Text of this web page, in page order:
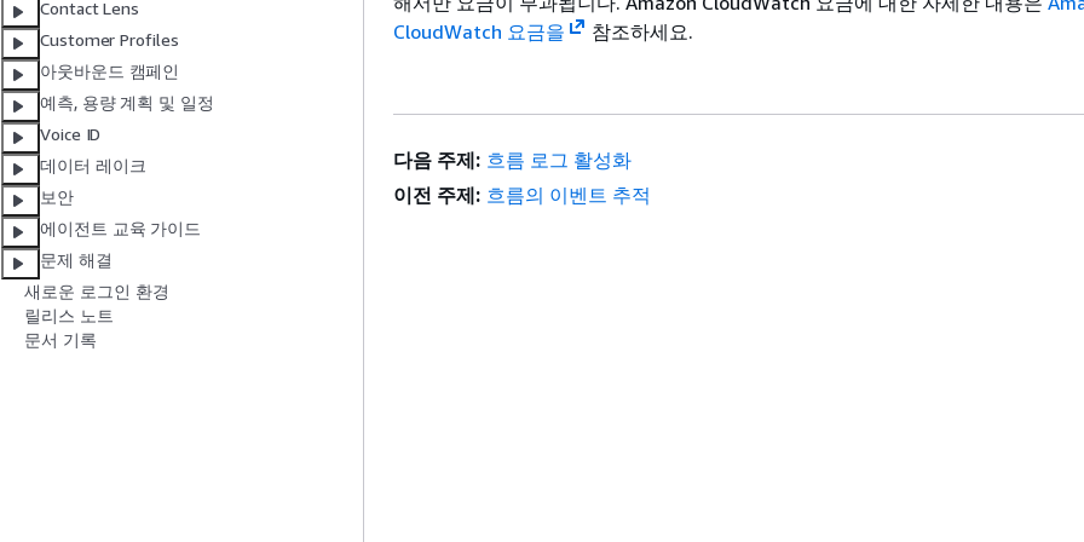
Contact Lens
Customer Profiles
아웃바운드 캠페인
예측, 용량 계획 및 일정
Voice ID
데이터 레이크
보안
에이전트 교육 가이드
문제 해결
새로운 로그인 환경
릴리스 노트
문서 기록
CloudWatch 요금을
참조하세요.
다음 주제: 흐름 로그 활성화
이전 주제: 흐름의 이벤트 추적